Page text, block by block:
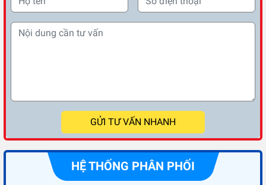
GỬI TƯ VẤN NHANH
HỆ THỐNG PHÂN PHỐI